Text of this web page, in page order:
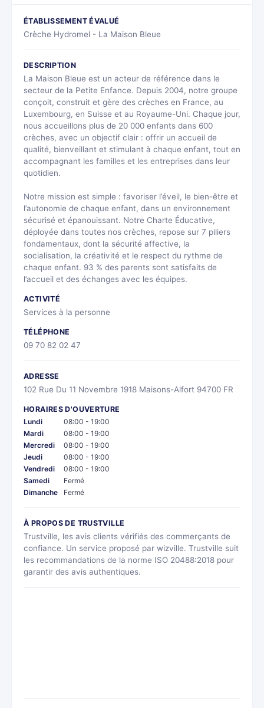
ÉTABLISSEMENT ÉVALUÉ
Crèche Hydromel - La Maison Bleue
DESCRIPTION
La Maison Bleue est un acteur de référence dans le
secteur de la Petite Enfance. Depuis 2004, notre groupe
conçoit, construit et gère des crèches en France, au
Luxembourg, en Suisse et au Royaume-Uni. Chaque jour,
nous accueillons plus de 20 000 enfants dans 600
crèches, avec un objectif clair : offrir un accueil de
qualité, bienveillant et stimulant à chaque enfant, tout en
accompagnant les familles et les entreprises dans leur
quotidien.
Notre mission est simple : favoriser l’éveil, le bien-être et
l’autonomie de chaque enfant, dans un environnement
sécurisé et épanouissant. Notre Charte Éducative,
déployée dans toutes nos crèches, repose sur 7 piliers
fondamentaux, dont la sécurité affective, la
socialisation, la créativité et le respect du rythme de
chaque enfant. 93 % des parents sont satisfaits de
l’accueil et des échanges avec les équipes.
ACTIVITÉ
Services à la personne
TÉLÉPHONE
09 70 82 02 47
ADRESSE
102 Rue Du 11 Novembre 1918 Maisons-Alfort 94700 FR
HORAIRES D'OUVERTURE
Lundi
08:00 - 19:00
Mardi
08:00 - 19:00
Mercredi
08:00 - 19:00
Jeudi
08:00 - 19:00
Vendredi
08:00 - 19:00
Samedi
Fermé
Dimanche
Fermé
À PROPOS DE TRUSTVILLE
Trustville, les avis clients vérifiés des commerçants de
confiance. Un service proposé par wizville. Trustville suit
les recommandations de la norme ISO 20488:2018 pour
garantir des avis authentiques.